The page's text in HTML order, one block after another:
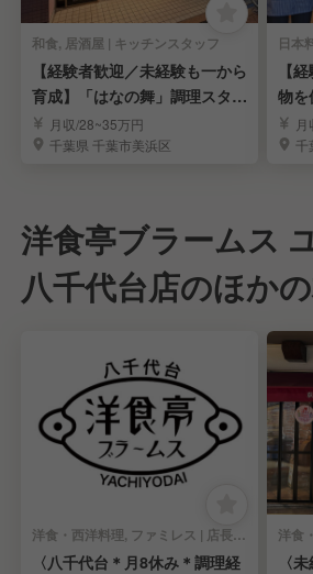
和食, 居酒屋 | キッチンスタッフ
【経験者歓迎／未経験も一から
育成】「はなの舞」調理スタッ
フ 月収/28~35万円
千葉県 千葉市美浜区
【
物を
験を
千
洋食亭ブラームス
八千代台店のほか
洋食・西洋料理, ファミレス | 店長・店長候補
〈八千代台＊月8休み＊調理経
〈